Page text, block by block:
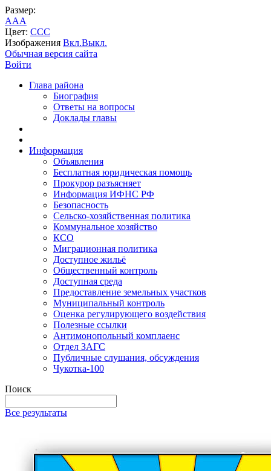
Размер:
AAA
Цвет: CCC
Изображения Вкл.Выкл.
Обычная версия сайта
Войти
Глава района
Биография
Ответы на вопросы
Доклады главы
Информация
Объявления
Бесплатная юридическая помощь
Прокурор разъясняет
Информация ИФНС РФ
Безопасность
Сельско-хозяйственная политика
Коммунальное хозяйство
КСО
Миграционная политика
Доступное жильё
Общественный контроль
Доступная среда
Предоставление земельных участков
Муниципальный контроль
Оценка регулирующего воздействия
Полезные ссылки
Антимонопольный комплаенс
Отдел ЗАГС
Публичные слушания, обсуждения
Чукотка-100
Поиск
Все результаты